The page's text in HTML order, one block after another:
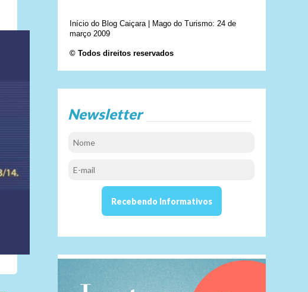
Início do Blog Caiçara | Mago do Turismo: 24 de
março 2009
© Todos direitos reservados
Newsletter